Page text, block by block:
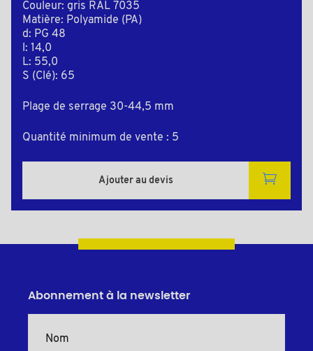
Couleur: gris RAL 7035
Matière: Polyamide (PA)
d: PG 48
l: 14,0
L: 55,0
S (Clé): 65
Plage de serrage 30-44,5 mm
Quantité minimum de vente : 5
Ajouter au devis
Abonnement à la newsletter